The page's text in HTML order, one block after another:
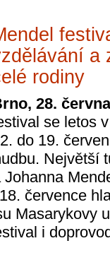
a
rodiny
28.
se letos
do 19.
Největší
července
Masarykovy
i